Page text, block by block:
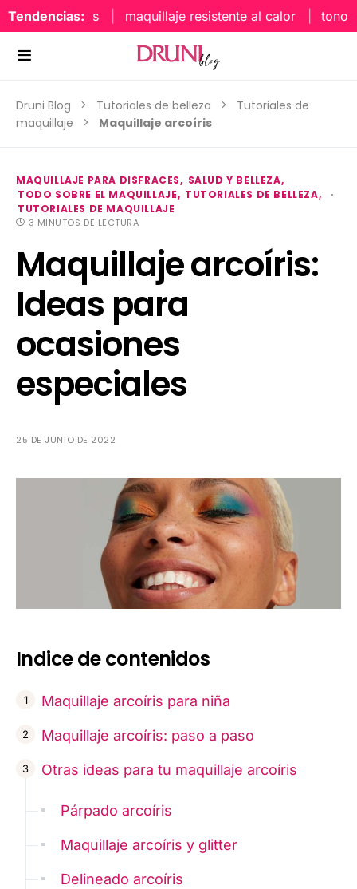
Tendencias: maquillaje resistente al calor tonos
Druni Blog Tutoriales de belleza
Tutoriales de
maquillaje
Maquillaje arcoíris
MAQUILLAJE PARA DISFRACES
SALUD Y BELLEZA
TODO SOBRE EL MAQUILLAJE
TUTORIALES DE BELLEZA
TUTORIALES DE MAQUILLAJE
3 MINUTOS DE LECTURA
Maquillaje arcoíris:
Ideas para
ocasiones
especiales
25 DE JUNIO DE 2022
Indice de contenidos
Maquillaje arcoíris para niña
Maquillaje arcoíris: paso a paso
Otras ideas para tu maquillaje arcoíris
Párpado arcoíris
Maquillaje arcoíris y glitter
Delineado arcoíris